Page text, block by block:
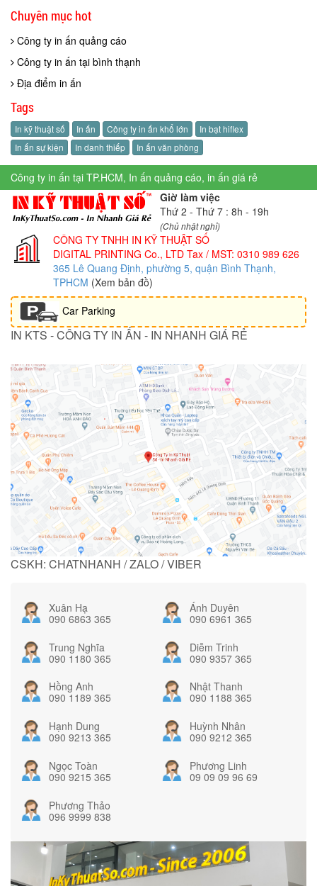
Chuyên mục hot
Công ty in ấn quảng cáo
Công ty in ấn tại bình thạnh
Địa điểm in ấn
Tags
In kỹ thuật số In ấn Công ty in ấn khổ lớn
In bạt hiflex
In ấn sự kiện
In danh thiếp In ấn văn phòng
Công ty in ấn tại TP.HCM, In ấn quảng cáo, in ấn giá rẻ
Giờ làm việc
Thứ 2 - Thứ 7 : 8h - 19h
(Chủ nhật nghỉ)
CÔNG TY TNHH IN KỸ THUẬT SỐ
DIGITAL PRINTING Co., LTD Tax / MST: 0310 989 626
365 Lê Quang Định, phường 5, quận Bình Thạnh,
TPHCM (Xem bản đồ)
Car Parking
IN KTS - CÔNG TY IN ẤN - IN NHANH GIÁ RẺ
CSKH: CHATNHANH / ZALO / VIBER
Xuân Hạ
090 6863 365
Ánh Duyên
090 6961 365
Trung Nghĩa
090 1180 365
Diễm Trinh
090 9357 365
Hồng Anh
090 1189 365
Nhật Thanh
090 1188 365
Hạnh Dung
090 9213 365
Huỳnh Nhân
090 9212 365
Ngọc Toàn
090 9215 365
Phương Linh
09 09 09 96 69
Phương Thảo
096 9999 838